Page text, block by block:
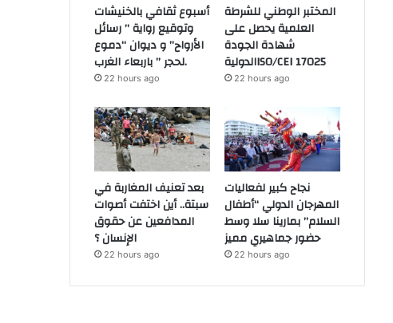
أسبوع ثقافي بالخنيشات
وتوقيع رواية ” رسائل
الأرواح” و ديوان “دموع
لحجر ” باربعاء الغرب.
22 hours ago
المختبر الوطني للشرطة
العلمية يحصل على
شهادة الجودة
الدوليةISO/CEI 17025
22 hours ago
بعد تعنيف المغاربة في
سبتة.. أين اختفت أصوات
المدافعين عن حقوق
الإنسان ؟
22 hours ago
نجاح كبير لفعاليات
المهرجان الدولي “أطفال
السلام” بمارينا سلا وسط
حضور جماهيري مميز
22 hours ago